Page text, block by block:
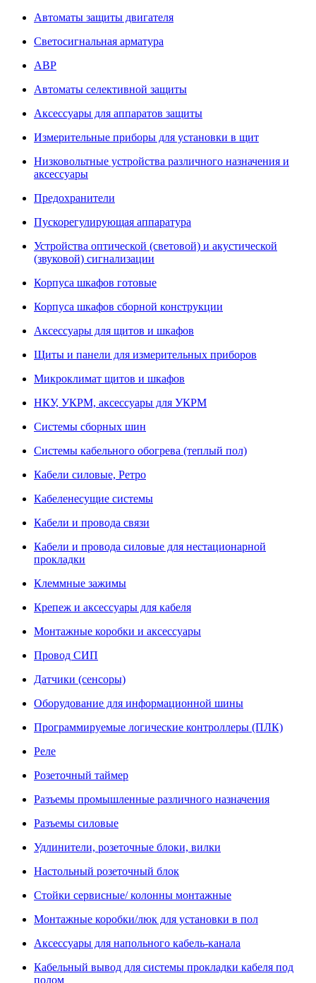
Автоматы защиты двигателя
Светосигнальная арматура
АВР
Автоматы селективной защиты
Аксессуары для аппаратов защиты
Измерительные приборы для установки в щит
Низковольтные устройства различного назначения и
аксессуары
Предохранители
Пускорегулирующая аппаратура
Устройства оптической (световой) и акустической
(звуковой) сигнализации
Корпуса шкафов готовые
Корпуса шкафов сборной конструкции
Аксессуары для щитов и шкафов
Щиты и панели для измерительных приборов
Микроклимат щитов и шкафов
НКУ, УКРМ, аксессуары для УКРМ
Системы сборных шин
Системы кабельного обогрева (теплый пол)
Кабели силовые, Ретро
Кабеленесущие системы
Кабели и провода связи
Кабели и провода силовые для нестационарной
прокладки
Клеммные зажимы
Крепеж и аксессуары для кабеля
Монтажные коробки и аксессуары
Провод СИП
Датчики (сенсоры)
Оборудование для информационной шины
Программируемые логические контроллеры (ПЛК)
Реле
Розеточный таймер
Разъемы промышленные различного назначения
Разъемы силовые
Удлинители, розеточные блоки, вилки
Настольный розеточный блок
Стойки сервисные/ колонны монтажные
Монтажные коробки/люк для установки в пол
Аксессуары для напольного кабель-канала
Кабельный вывод для системы прокладки кабеля под
полом